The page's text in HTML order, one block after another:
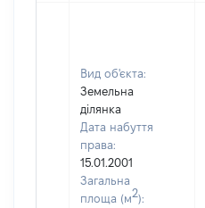
Вид об'єкта:
Земельна
ділянка
Дата набуття
права:
15.01.2001
Загальна
площа (м2):